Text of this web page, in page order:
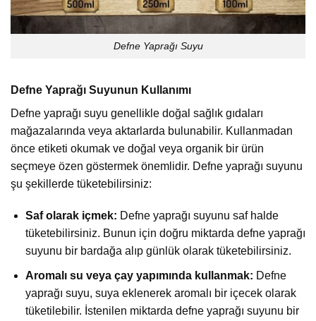
Defne Yaprağı Suyu
Defne Yaprağı Suyunun Kullanımı
Defne yaprağı suyu genellikle doğal sağlık gıdaları
mağazalarında veya aktarlarda bulunabilir. Kullanmadan
önce etiketi okumak ve doğal veya organik bir ürün
seçmeye özen göstermek önemlidir. Defne yaprağı suyunu
şu şekillerde tüketebilirsiniz:
Saf olarak içmek: Defne yaprağı suyunu saf halde
tüketebilirsiniz. Bunun için doğru miktarda defne yaprağı
suyunu bir bardağa alıp günlük olarak tüketebilirsiniz.
Aromalı su veya çay yapımında kullanmak: Defne
yaprağı suyu, suya eklenerek aromalı bir içecek olarak
tüketilebilir. İstenilen miktarda defne yaprağı suyunu bir